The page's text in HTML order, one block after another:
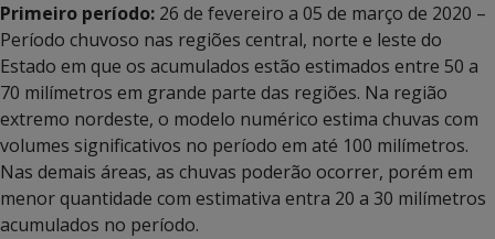
Primeiro período: 26 de fevereiro a 05 de março de 2020 –
Período chuvoso nas regiões central, norte e leste do
Estado em que os acumulados estão estimados entre 50 a
70 milímetros em grande parte das regiões. Na região
extremo nordeste, o modelo numérico estima chuvas com
volumes significativos no período em até 100 milímetros.
Nas demais áreas, as chuvas poderão ocorrer, porém em
menor quantidade com estimativa entra 20 a 30 milímetros
acumulados no período.